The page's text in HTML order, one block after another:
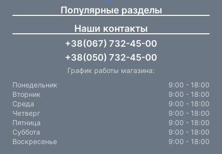
Популярные разделы
Наши контакты
+38(067) 732-45-00
+38(050) 732-45-00
График работы магазина:
Понедельник
9:00 - 18:00
Вторник
9:00 - 18:00
Среда
9:00 - 18:00
Четверг
9:00 - 18:00
Пятница
9:00 - 18:00
Суббота
9:00 - 18:00
Воскресенье
9:00 - 18:00